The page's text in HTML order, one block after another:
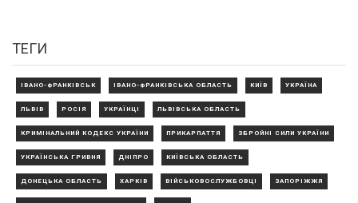
ТЕГИ
ІВАНО-ФРАНКІВСЬК ІВАНО-ФРАНКІВСЬКА ОБЛАСТЬ КИЇВ УКРАЇНА
ЛЬВІВ РОСІЯ УКРАЇНЦІ ЛЬВІВСЬКА ОБЛАСТЬ
КРИМІНАЛЬНИЙ КОДЕКС УКРАЇНИ ПРИКАРПАТТЯ ЗБРОЙНІ СИЛИ УКРАЇНИ
УКРАЇНСЬКА ГРИВНЯ ДНІПРО КИЇВСЬКА ОБЛАСТЬ
ДОНЕЦЬКА ОБЛАСТЬ ХАРКІВ ВІЙСЬКОВОСЛУЖБОВЦІ ЗАПОРІЖЖЯ